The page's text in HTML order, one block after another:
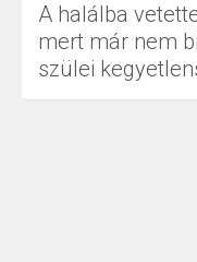
A halálba
mert már nem
szülei